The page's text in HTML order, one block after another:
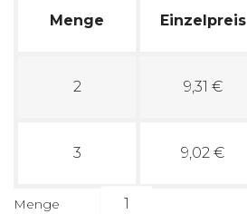
Menge Einzelpreis
2 9,31 €
3 9,02 €
Menge